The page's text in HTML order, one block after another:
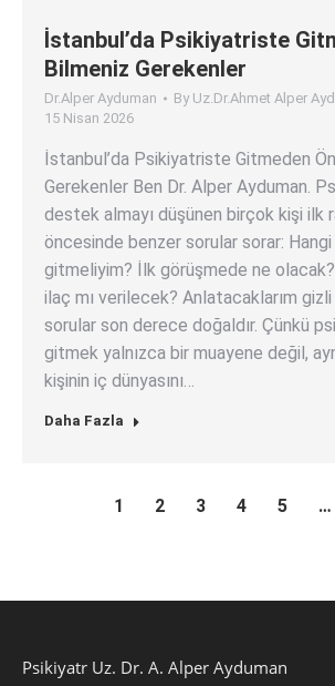
İstanbul’da Psikiyatriste
Bilmeniz Gerekenler
Dr.Alper Ayduman By Uz.Dr.Ahmet Alper
15 Nisan 2026
İstanbul’da Psikiyatriste Gitmeden
Gerekenler Ben Dr. Alper Ayduman.
destek almayı düşünen birçok kişi ilk
öncesinde benzer sorular sorar:
gitmeliyim? İlk görüşmede ne
ilaç mı verilecek? Anlatacaklarım gizli
sorular son derece doğaldır. Çünkü
gitmek yalnızca bir muayene değil,
kişinin iç dünyasını…
Daha Fazla
1 2 3 4 5 …
Psikiyatr Uz. Dr. A. Alper Ayduman